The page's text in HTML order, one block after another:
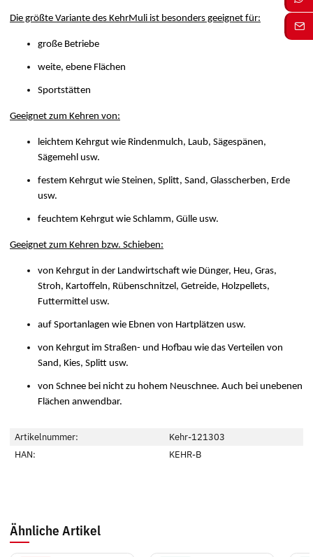
Die größte Variante des KehrMuli ist besonders geeignet für:
große Betriebe
weite, ebene Flächen
Sportstätten
Geeignet zum Kehren von:
leichtem Kehrgut wie Rindenmulch, Laub, Sägespänen,
Sägemehl usw.
festem Kehrgut wie Steinen, Splitt, Sand, Glasscherben, Erde
usw.
feuchtem Kehrgut wie Schlamm, Gülle usw.
Geeignet zum Kehren bzw. Schieben:
von Kehrgut in der Landwirtschaft wie Dünger, Heu, Gras,
Stroh, Kartoffeln, Rübenschnitzel, Getreide, Holzpellets,
Futtermittel usw.
auf Sportanlagen wie Ebnen von Hartplätzen usw.
von Kehrgut im Straßen- und Hofbau wie das Verteilen von
Sand, Kies, Splitt usw.
von Schnee bei nicht zu hohem Neuschnee. Auch bei unebenen
Flächen anwendbar.
Artikelnummer:
Kehr-121303
HAN:
KEHR-B
Ähnliche Artikel